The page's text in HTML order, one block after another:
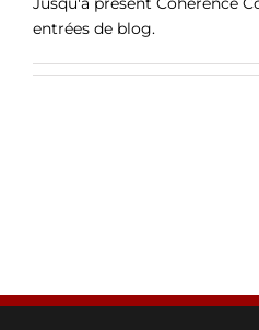
entrées de blog.